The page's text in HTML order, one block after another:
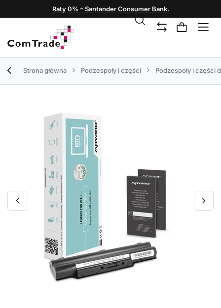
Raty 0% – Santander Consumer Bank.
Strona główna Podzespoły i części Podzespoły i części